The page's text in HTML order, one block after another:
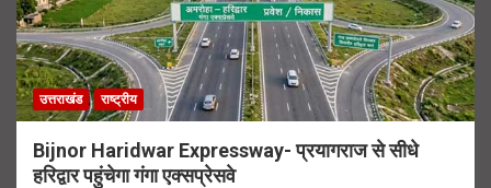
उत्तराखंड राष्ट्रीय
Bijnor Haridwar Expressway- प्रयागराज से सीधे
हरिद्वार पहुंचेगा गंगा एक्सप्रेसवे